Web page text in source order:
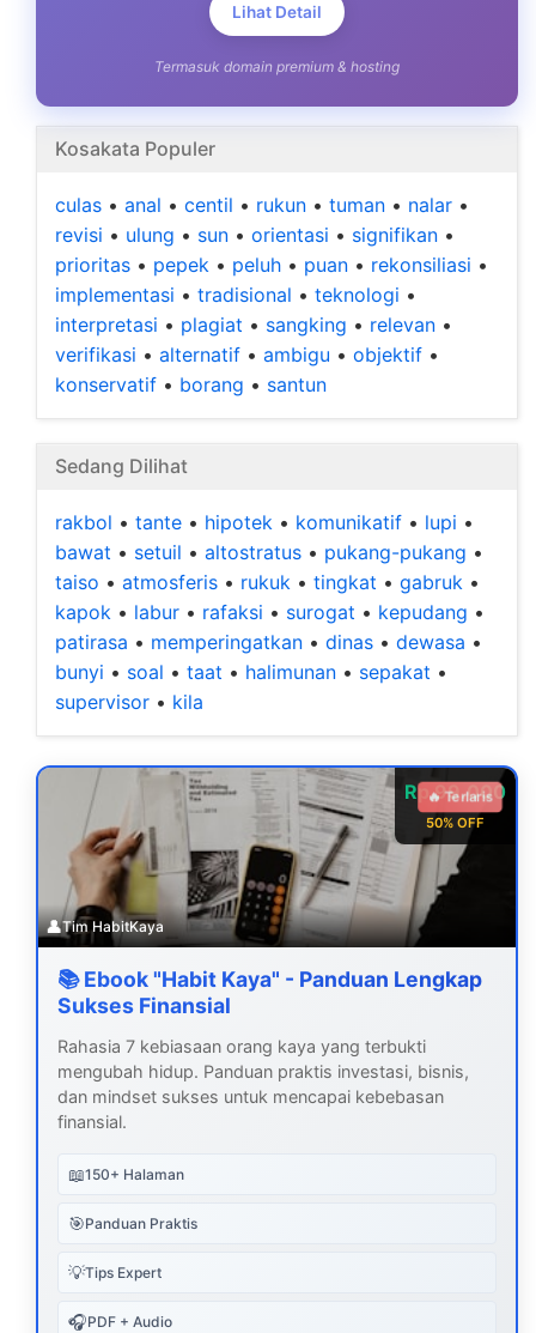
Lihat Detail
Termasuk domain premium & hosting
Kosakata Populer
culas • anal • centil • rukun • tuman • nalar •
revisi • ulung • sun • orientasi • signifikan •
prioritas • pepek • peluh • puan • rekonsiliasi •
implementasi • tradisional • teknologi •
interpretasi • plagiat • sangking • relevan •
verifikasi • alternatif • ambigu • objektif •
konservatif • borang • santun
Sedang Dilihat
rakbol • tante • hipotek • komunikatif • lupi •
bawat • setuil • altostratus • pukang-pukang •
taiso • atmosferis • rukuk • tingkat • gabruk •
kapok • labur • rafaksi • surogat • kepudang •
patirasa • memperingatkan • dinas • dewasa •
bunyi • soal • taat • halimunan • sepakat •
supervisor • kila
Rp 99.000
50% OFF
🔥 Terlaris
👤Tim HabitKaya
📚 Ebook "Habit Kaya" - Panduan Lengkap
Sukses Finansial
Rahasia 7 kebiasaan orang kaya yang terbukti
mengubah hidup. Panduan praktis investasi, bisnis,
dan mindset sukses untuk mencapai kebebasan
finansial.
📖150+ Halaman
🎯Panduan Praktis
💡Tips Expert
🎧PDF + Audio